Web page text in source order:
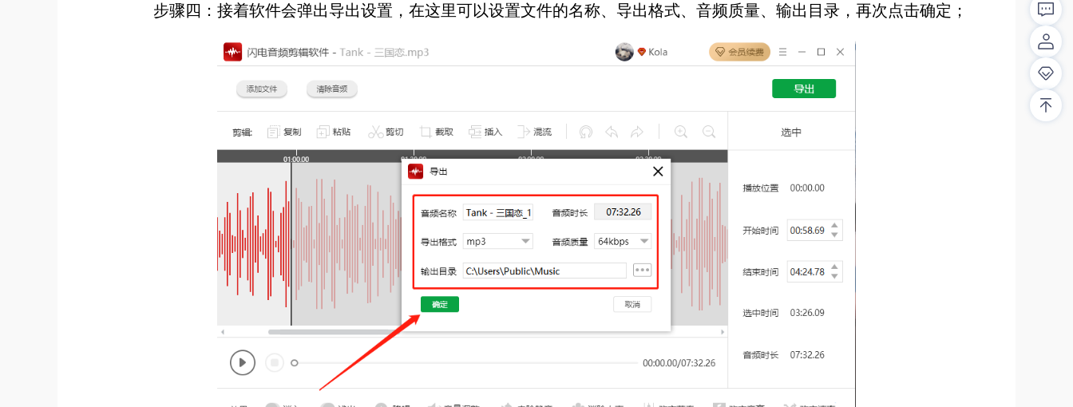
步骤四：接着软件会弹出导出设置，在这里可以设置文件的名称、导出格式、音频质量、输出目录，再次点击确定；